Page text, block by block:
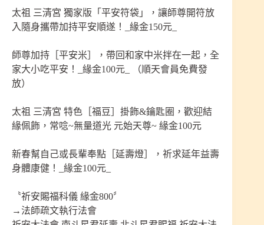
太祖 三清宮 獨家版「平安符袋」，讓師尊開符放
入隨身攜帶加持平安順遂！_緣金150元_
師尊加持［平安米］，帶回和家中米拌在一起，全
家大小吃平安！_緣金100元_ （順天會員免費發
放）
太祖 三清宮 特色［福豆］掛飾&鑰匙圈，歡迎結
緣佩飾，常唸~無量道光 元始天尊~ 緣金100元
新春幫自己或長輩奉點［延壽燈］，祈求延年益壽
身體康健！_緣金100元_
〝祈安賜福科儀 緣金800〞
→法師疏文執行法會